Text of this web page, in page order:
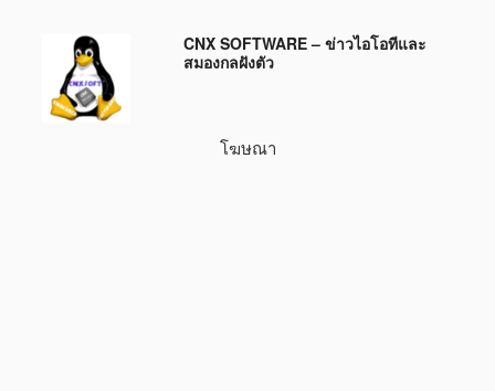
บทความ
CNX SOFTWARE – ข่าวไอโอทีและ
สมองกลฝังตัว
โฆษณา